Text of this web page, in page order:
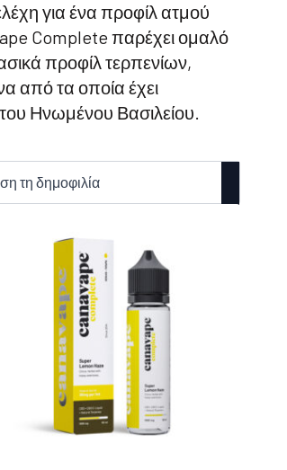
για ένα προφίλ ατμού
Complete παρέχει ομαλό
προφίλ τερπενίων,
από τα οποία έχει
Ηνωμένου Βασιλείου.